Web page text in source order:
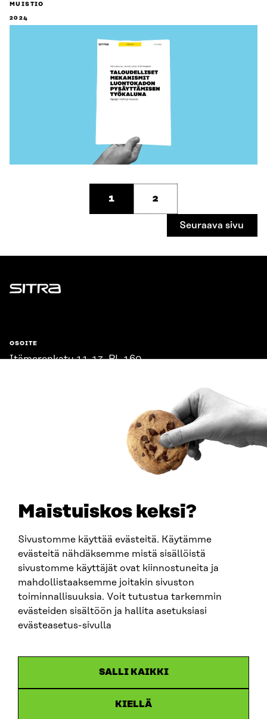
Maistuiskos keksi?
Sivustomme käyttää evästeitä. Käytämme
evästeitä nähdäksemme mistä sisällöistä
sivustomme käyttäjät ovat kiinnostuneita ja
mahdollistaaksemme joitakin sivuston
toiminnallisuuksia. Voit tutustua tarkemmin
evästeiden sisältöön ja hallita asetuksiasi
evästeasetus-sivulla
SALLI KAIKKI
KIELLÄ
MUISTIO
2024
1 2
Seuraava sivu
Sitra
OSOITE
Itämerenkatu 11-13, PL 160,
SITRA SOSIAALISESSA MEDIASSA
LinkedIn
Instagram
YouTube